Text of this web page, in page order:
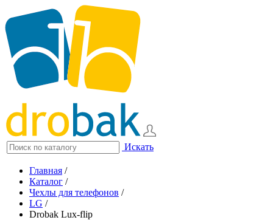
Искать
Главная /
Каталог /
Чехлы для телефонов /
LG /
Drobak Lux-flip